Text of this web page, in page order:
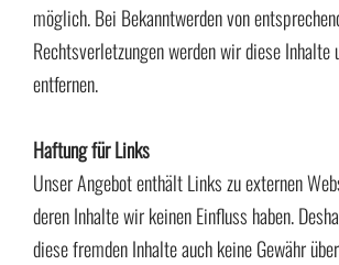
möglich. Bei Bekanntwerden von
Rechtsverletzungen werden wir diese Inhalte
entfernen.
Haftung für Links
Unser Angebot enthält Links zu externen
deren Inhalte wir keinen Einfluss haben.
diese fremden Inhalte auch keine Gewähr